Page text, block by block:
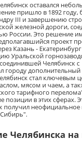
оставался
пришло в 1892 году,
III и завершению
железной дороги,
России. Это решение
проект
Казань -
Уральской
Челябинск с
городу
стал ключевым
мясом и чаем, а
тарифного
позиции в этих сферах.
получил неофициальное
Челябинска на